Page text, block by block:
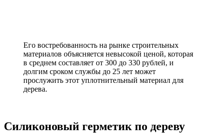
Его востребованность на рынке строительных
материалов объясняется невысокой ценой, которая
в среднем составляет от 300 до 330 рублей, и
долгим сроком службы до 25 лет может
прослужить этот уплотнительный материал для
дерева.
Силиконовый герметик по дереву